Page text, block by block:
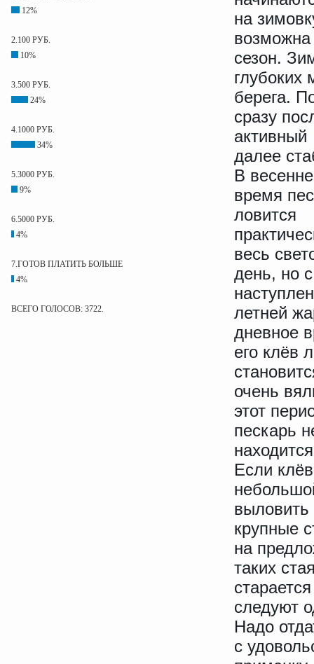
12%
2.100 РУБ.
10%
3.500 РУБ.
24%
4.1000 РУБ.
34%
5.3000 РУБ.
9%
6.5000 РУБ.
4%
7.ГОТОВ ПЛАТИТЬ БОЛЬШЕ
4%
ВСЕГО ГОЛОСОВ: 3722.
на
возможна
сезон.
глубоких
берега.
сразу
активный
далее
В
время
ловится
весь
день, но с
летней
дневное
его клёв
очень
этот
пескарь
Если
выловить
крупные
на
таких
следуют
Надо
с